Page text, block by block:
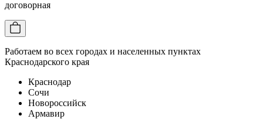
договорная
Работаем во всех городах и населенных пунктах
Краснодарского края
Краснодар
Сочи
Новороссийск
Армавир